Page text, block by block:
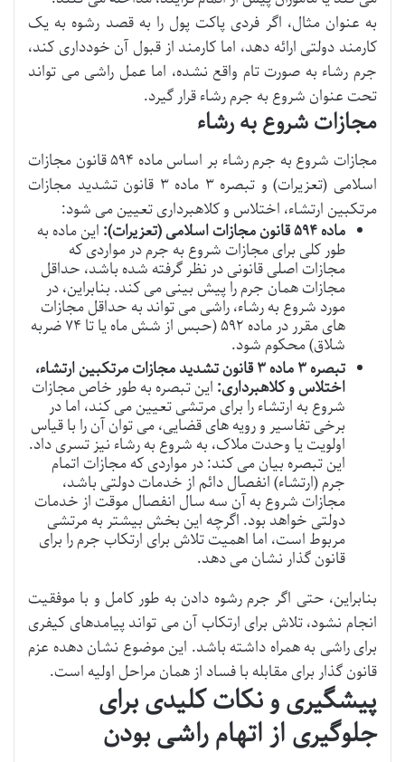
به عنوان مثال، اگر فردی پاکت پول را به قصد رشوه به یک
کارمند دولتی ارائه دهد، اما کارمند از قبول آن خودداری کند،
جرم رشاء به صورت تام واقع نشده، اما عمل راشی می تواند
تحت عنوان شروع به جرم رشاء قرار گیرد.
مجازات شروع به رشاء
مجازات شروع به جرم رشاء بر اساس ماده ۵۹۴ قانون مجازات
اسلامی (تعزیرات) و تبصره ۳ ماده ۳ قانون تشدید مجازات
مرتکبین ارتشاء، اختلاس و کلاهبرداری تعیین می شود:
ماده ۵۹۴ قانون مجازات اسلامی (تعزیرات):
این ماده به
طور کلی برای مجازات شروع به جرم در مواردی که
مجازات اصلی قانونی در نظر گرفته شده باشد، حداقل
مجازات همان جرم را پیش بینی می کند. بنابراین، در
مورد شروع به رشاء، راشی می تواند به حداقل مجازات
های مقرر در ماده ۵۹۲ (حبس از شش ماه یا تا ۷۴ ضربه
شلاق) محکوم شود.
تبصره ۳ ماده ۳ قانون تشدید مجازات مرتکبین ارتشاء،
اختلاس و کلاهبرداری: این تبصره به طور خاص مجازات
شروع به ارتشاء را برای مرتشی تعیین می کند، اما در
برخی تفاسیر و رویه های قضایی، می توان آن را با قیاس
اولویت یا وحدت ملاک، به شروع به رشاء نیز تسری داد.
این تبصره بیان می کند: در مواردی که مجازات اتمام
جرم (ارتشاء) انفصال دائم از خدمات دولتی باشد،
مجازات شروع به آن سه سال انفصال موقت از خدمات
دولتی خواهد بود. اگرچه این بخش بیشتر به مرتشی
مربوط است، اما اهمیت تلاش برای ارتکاب جرم را برای
قانون گذار نشان می دهد.
بنابراین، حتی اگر جرم رشوه دادن به طور کامل و با موفقیت
انجام نشود، تلاش برای ارتکاب آن می تواند پیامدهای کیفری
برای راشی به همراه داشته باشد. این موضوع نشان دهده عزم
قانون گذار برای مقابله با فساد از همان مراحل اولیه است.
پیشگیری و نکات کلیدی برای
جلوگیری از اتهام راشی بودن